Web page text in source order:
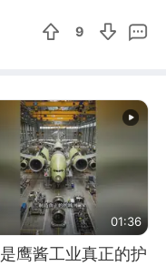
9
01:36
鹰酱工业真正的护